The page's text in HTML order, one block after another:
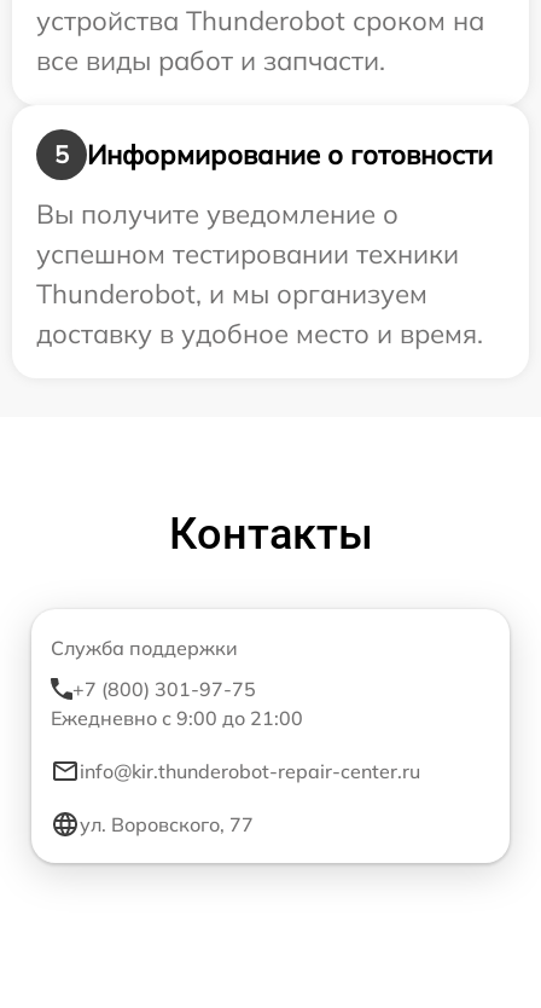
устройства Thunderobot сроком на
все виды работ и запчасти.
5
Информирование о готовности
Вы получите уведомление о
успешном тестировании техники
Thunderobot, и мы организуем
доставку в удобное место и время.
Контакты
Служба поддержки
+7 (800) 301-97-75
Ежедневно с 9:00 до 21:00
info@kir.thunderobot-repair-center.ru
ул. Воровского, 77